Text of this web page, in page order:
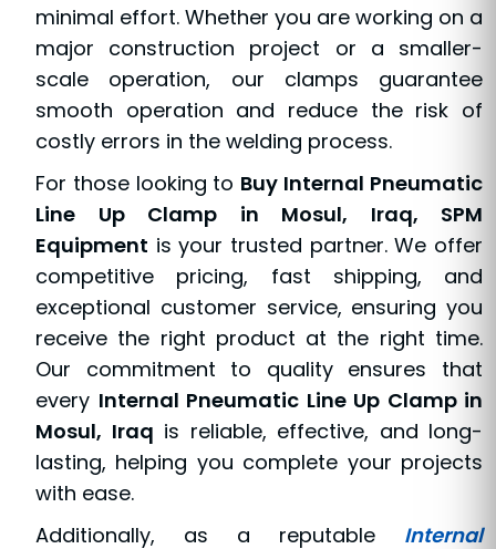
minimal effort. Whether you are working on a
major construction project or a smaller-
scale operation, our clamps guarantee
smooth operation and reduce the risk of
costly errors in the welding process.
For those looking to Buy Internal Pneumatic
Line Up Clamp in Mosul, Iraq, SPM
Equipment is your trusted partner. We offer
competitive pricing, fast shipping, and
exceptional customer service, ensuring you
receive the right product at the right time.
Our commitment to quality ensures that
every Internal Pneumatic Line Up Clamp in
Mosul, Iraq is reliable, effective, and long-
lasting, helping you complete your projects
with ease.
Additionally, as a reputable Internal